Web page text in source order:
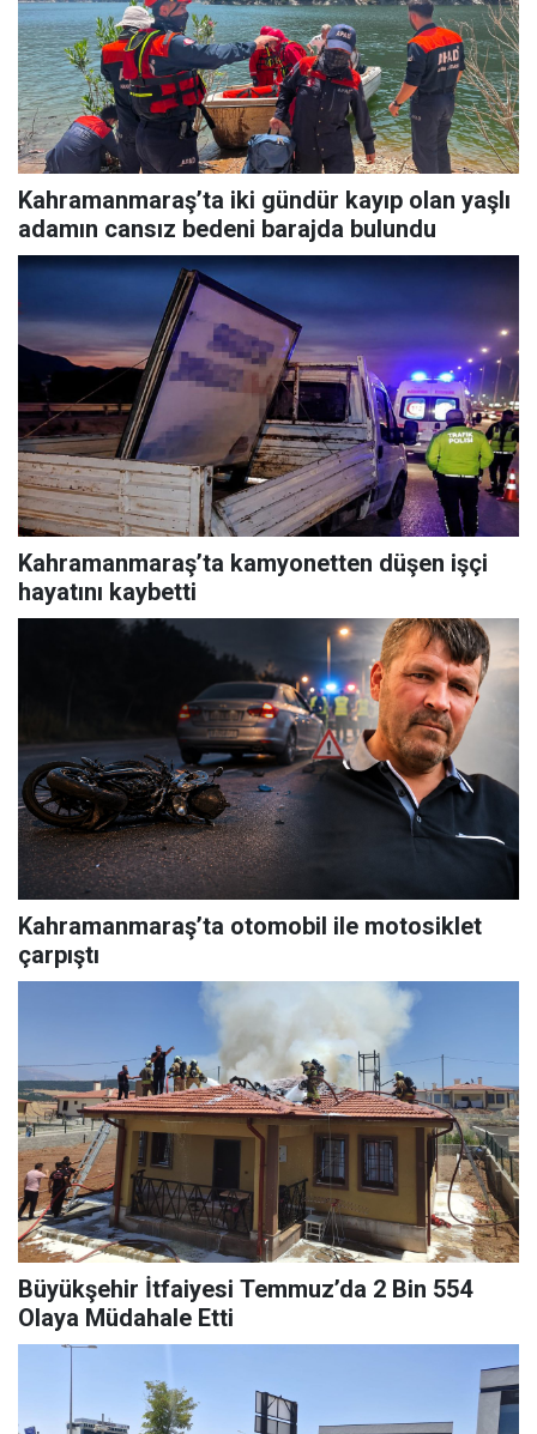
Kahramanmaraş’ta iki gündür kayıp olan yaşlı
adamın cansız bedeni barajda bulundu
Kahramanmaraş’ta kamyonetten düşen işçi
hayatını kaybetti
Kahramanmaraş’ta otomobil ile motosiklet
çarpıştı
Büyükşehir İtfaiyesi Temmuz’da 2 Bin 554
Olaya Müdahale Etti